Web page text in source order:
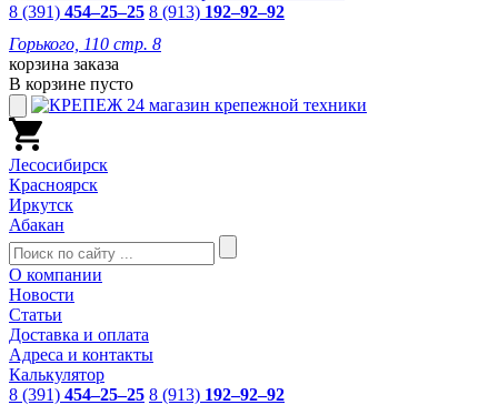
8 (391) 454–25–25 8 (913) 192–92–92
Горького, 110 стр. 8
корзина заказа
В корзине пусто
Лесосибирск
Красноярск
Иркутск
Абакан
О компании
Новости
Статьи
Доставка и оплата
Адреса и контакты
Калькулятор
8 (391) 454–25–25 8 (913) 192–92–92